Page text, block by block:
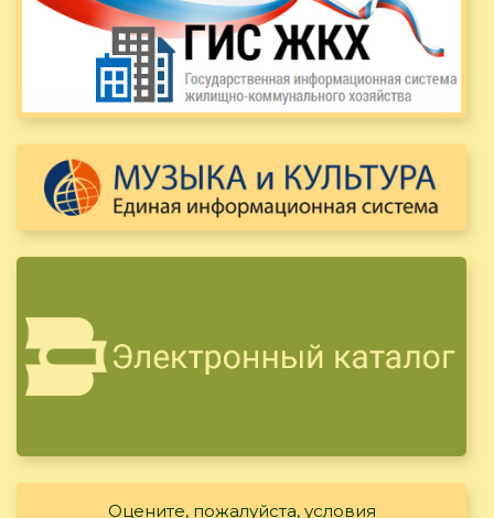
Оцените, пожалуйста, условия